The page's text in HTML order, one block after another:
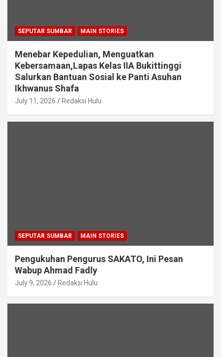
SEPUTAR SUMBAR MAIN STORIES
Menebar Kepedulian, Menguatkan
Kebersamaan,Lapas Kelas IIA Bukittinggi
Salurkan Bantuan Sosial ke Panti Asuhan
Ikhwanus Shafa
July 11, 2026 Redaksi Hulu
SEPUTAR SUMBAR MAIN STORIES
Pengukuhan Pengurus SAKATO, Ini Pesan
Wabup Ahmad Fadly
July 9, 2026 Redaksi Hulu